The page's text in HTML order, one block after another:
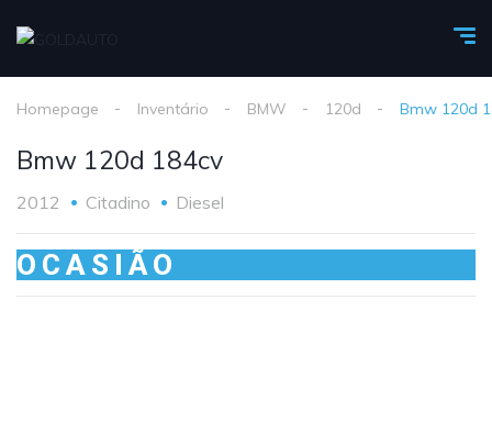
Homepage Inventário BMW 120d Bmw 120d
Bmw 120d 184cv
2012 Citadino Diesel
OCASIÃO